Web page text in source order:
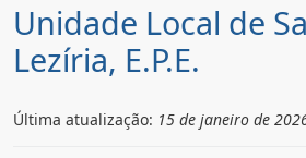
Unidade Local de
Lezíria, E.P.E.
Última atualização: 15 de janeiro de